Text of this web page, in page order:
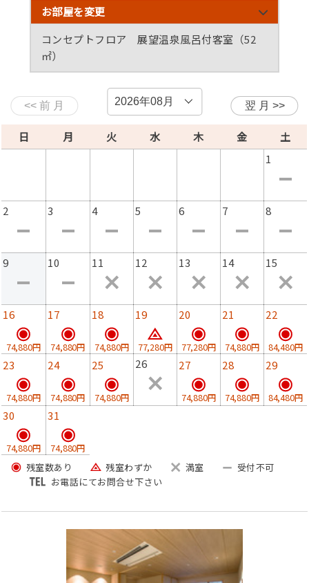
・鍋物 ふうか名物「雲丹鍋」
ロブスター炙り（一尾） 炙り鯛 丹後の夏河
豚 鮑
・食事 鍋パスタ or リゾット風雑炊 or 梅茶漬け
・香物 三種
・デザート シャインマスカットゼリー シャーベット
果物
※お品書き・写真は夏（6～8月）一例です、時期・仕入
※夕食は17時半～18時半スタート、ご宿泊当日にお伺い
※3名以上でご利用の場合、稀にお席が分かれる場合がご
※アレルギーをお持ちの方は、ご宿泊の3日前までにご相
談ください
当日のお申し出には対応できない場合がございます
微量混入に対するご要望は対応いたしかねます、予めご
了承ください
■朝食■
会席仕立ての美活御膳
ゲストの美と健康を考えた和朝食をご用意いたします
■ラウンジテラス「碧-AO-」■
最上階ワンフロアすべてがゲスト専用のラウンジです。
空と海、夕景から夜へと移ろう景色をお愉しみください。
■ドリンクインクルーシブ■
お部屋を変更
コンセプトフロア 展望温泉風呂付客室（52
㎡）
日 月 火 水 木 金
土
1
2 3 4 5 6 7 8
9 10 11 12 13 14 15
16
74,880円
17
74,880円
18
74,880円
19
77,280円
20
77,280円
21
74,880円
22
84,480円
23
74,880円
24
74,880円
25
74,880円
26 27
74,880円
28
74,880円
29
84,480円
30
74,880円
31
74,880円
残室数あり
残室わずか 満室
受付不可
お電話にてお問合せ下さい